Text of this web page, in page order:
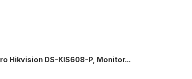
Hikvision DS-KIS608-P, Monitor...